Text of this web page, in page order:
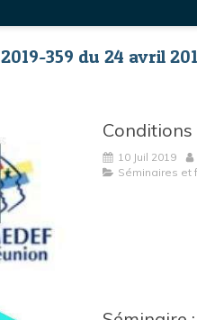
359 du 24 avril
10 Juil 2019
Séminaires et